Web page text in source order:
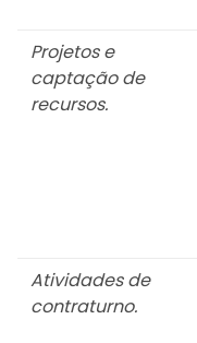
Projetos e
captação de
recursos.
Atividades de
contraturno.